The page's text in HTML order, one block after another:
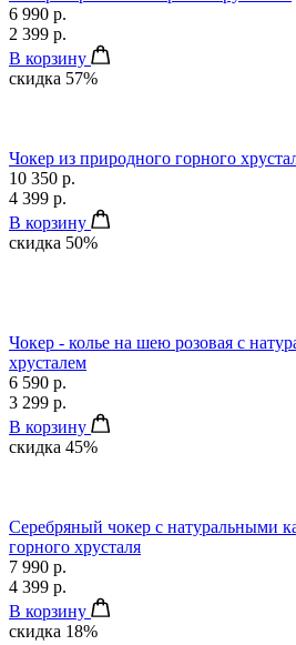
6 990 р.
2 399 р.
В корзину
скидка 57%
Чокер из природного горного
10 350 р.
4 399 р.
В корзину
скидка 50%
Чокер - колье на шею розовая с
хрусталем
6 590 р.
3 299 р.
В корзину
скидка 45%
Серебряный чокер с натуральными
горного хрусталя
7 990 р.
4 399 р.
В корзину
скидка 18%